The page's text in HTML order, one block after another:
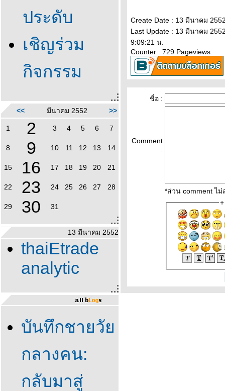
ประดับ
เชิญร่วม
กิจกรรม
<< มีนาคม 2552 >>
1 2 3 4 5 6 7
8 9 10 11 12 13 14
15 16 17 18 19 20 21
22 23 24 25 26 27 28
29 30 31
13 มีนาคม 2552
thaiEtrade
analytic
บันทึกชายวั
กลางคน:
กลับมาสู่
Create Date : 13 มีนาคม
Last Update : 13 มีนาคม
9:09:21 น.
Counter : 729 Pageviews.
ชื่อ :
Comment
:
*ส่วน comment ไม่